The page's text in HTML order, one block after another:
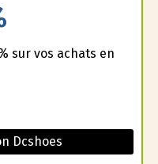
sur vos achats en
Dcshoes